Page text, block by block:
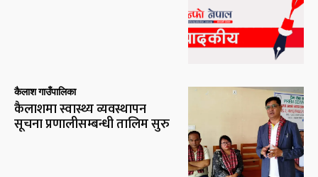
कैलाश गाउँपालिका
कैलाशमा स्वास्थ्य व्यवस्थापन
सूचना प्रणालीसम्बन्धी तालिम सुरु